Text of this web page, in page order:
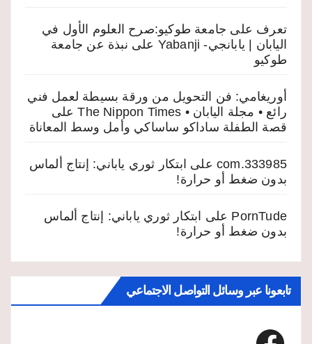
تعرف على جامعة طوكيو:صرح العلوم الأول في
اليابان | يابانجي- Yabanji
على نبذة عن جامعة
طوكيو
أوريغامي: فن التحويل من ورقة بسيطة لعمل فني
رائع • مجلة اليابان • The Nippon Times
على
قصة الطفلة ساداكو ساساكي وأمل وسط المعاناة
333985.com على ابتكار ثوري ياباني: إنتاج ألماس
بدون ضغط أو حرارة!
PornTude على ابتكار ثوري ياباني: إنتاج ألماس
بدون ضغط أو حرارة!
تابعونا عبر وسائل التواصل الاجتماعي
Facebook